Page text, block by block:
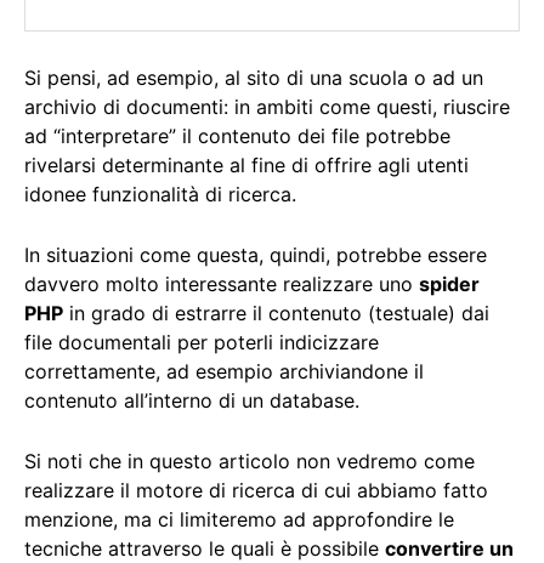
Si pensi, ad esempio, al sito di una scuola o ad un
archivio di documenti: in ambiti come questi, riuscire
ad “interpretare” il contenuto dei file potrebbe
rivelarsi determinante al fine di offrire agli utenti
idonee funzionalità di ricerca.
In situazioni come questa, quindi, potrebbe essere
davvero molto interessante realizzare uno spider
PHP in grado di estrarre il contenuto (testuale) dai
file documentali per poterli indicizzare
correttamente, ad esempio archiviandone il
contenuto all’interno di un database.
Si noti che in questo articolo non vedremo come
realizzare il motore di ricerca di cui abbiamo fatto
menzione, ma ci limiteremo ad approfondire le
tecniche attraverso le quali è possibile convertire un